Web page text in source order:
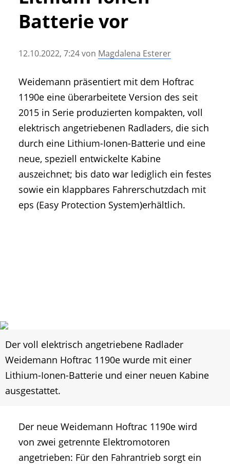
• Messen und Veranstaltungen
• Agritechnica Neuheiten Archiv
Batterie vor
12.10.2022, 7:24von Magdalena Esterer
Weidemann präsentiert mit dem Hoftrac
1190e eine überarbeitete Version des seit
2015 in Serie produzierten kompakten, voll
elektrisch angetriebenen Radladers, die sich
durch eine Lithium-Ionen-Batterie und eine
neue, speziell entwickelte Kabine
auszeichnet; bis dato war lediglich ein festes
sowie ein klappbares Fahrerschutzdach mit
eps (Easy Protection System)erhältlich.
Der voll elektrisch angetriebene Radlader
Weidemann Hoftrac 1190e wurde mit einer
Lithium-Ionen-Batterie und einer neuen Kabine
ausgestattet.
Der neue Weidemann Hoftrac 1190e wird
von zwei getrennte Elektromotoren
angetrieben: Für den Fahrantrieb sorgt ein